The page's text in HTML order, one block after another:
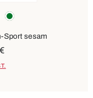
grün
Sport sesam